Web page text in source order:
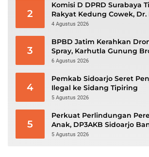
2
Komisi D DPRD Surabaya
Rakyat Kedung Cowek, Dr.
Leksodimulyo:
4 Agustus 2026
3
BPBD Jatim Kerahkan
Spray, Karhutla Gunung
hingga 70 Hektare
6 Agustus 2026
4
Pemkab Sidoarjo Seret
Ilegal ke Sidang Tipiring
5 Agustus 2026
5
Perkuat Perlindungan
Anak, DP3AKB Sidoarjo
hingga Tingkat Desa
5 Agustus 2026